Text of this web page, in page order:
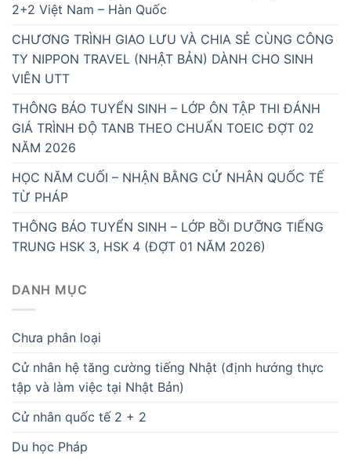
2+2 Việt Nam – Hàn Quốc
CHƯƠNG TRÌNH GIAO LƯU VÀ CHIA SẺ CÙNG CÔNG
TY NIPPON TRAVEL (NHẬT BẢN) DÀNH CHO SINH
VIÊN UTT
THÔNG BÁO TUYỂN SINH – LỚP ÔN TẬP THI ĐÁNH
GIÁ TRÌNH ĐỘ TANB THEO CHUẨN TOEIC ĐỢT 02
NĂM 2026
HỌC NĂM CUỐI – NHẬN BẰNG CỬ NHÂN QUỐC TẾ
TỪ PHÁP
THÔNG BÁO TUYỂN SINH – LỚP BỒI DƯỠNG TIẾNG
TRUNG HSK 3, HSK 4 (ĐỢT 01 NĂM 2026)
DANH MỤC
Chưa phân loại
Cử nhân hệ tăng cường tiếng Nhật (định hướng thực
tập và làm việc tại Nhật Bản)
Cử nhân quốc tế 2 + 2
Du học Pháp